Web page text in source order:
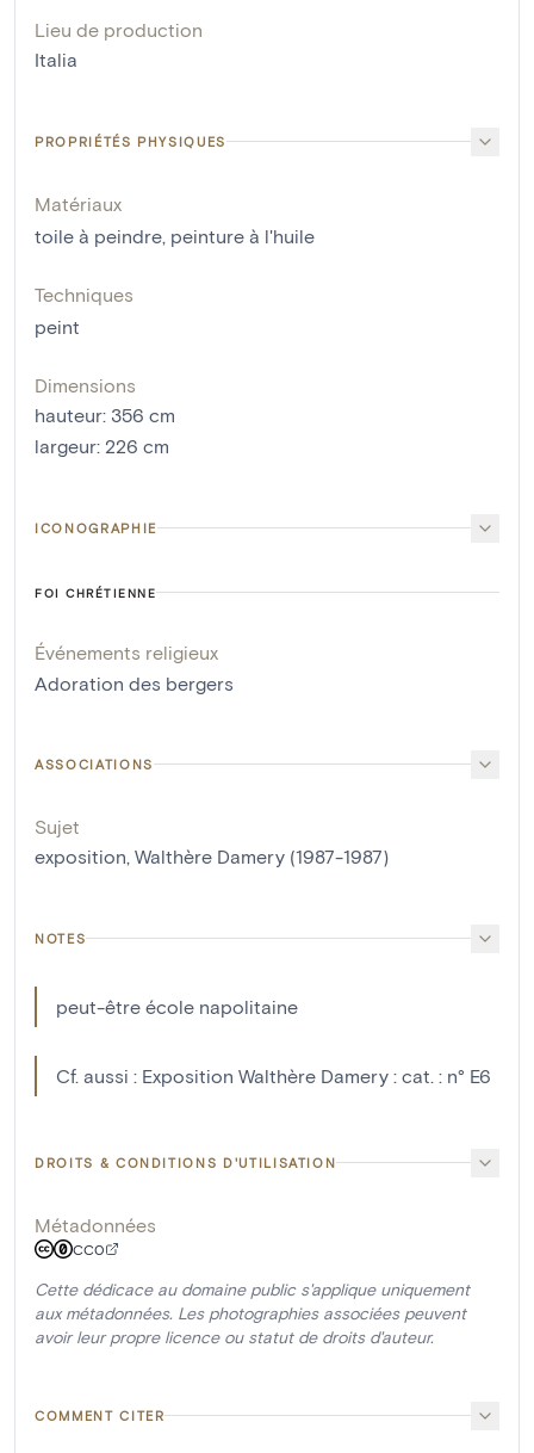
Lieu de production
Italia
PROPRIÉTÉS PHYSIQUES
Matériaux
toile à peindre, peinture à l'huile
Techniques
peint
Dimensions
hauteur: 356 cm
largeur: 226 cm
ICONOGRAPHIE
FOI CHRÉTIENNE
Événements religieux
Adoration des bergers
ASSOCIATIONS
Sujet
exposition, Walthère Damery (1987-1987)
NOTES
peut-être école napolitaine
Cf. aussi : Exposition Walthère Damery : cat. : n° E6
DROITS & CONDITIONS D'UTILISATION
Métadonnées
CC0
Cette dédicace au domaine public s'applique uniquement
aux métadonnées. Les photographies associées peuvent
avoir leur propre licence ou statut de droits d'auteur.
COMMENT CITER